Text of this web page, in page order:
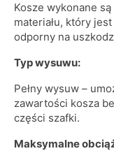
Kosze wykonane
materiału, który
odporny na
Typ wysuwu:
Pełny wysuw –
zawartości kosza
części szafki.
Maksymalne